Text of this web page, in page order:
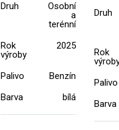
Druh
Osobní
a
terénní
Rok
výroby
2025
Palivo
Benzín
Barva
bílá
Druh
Rok
Palivo
Barva